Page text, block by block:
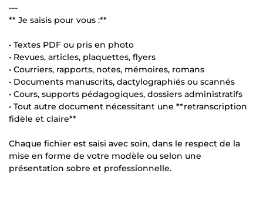
---
** Je saisis pour vous :**
• Textes PDF ou pris en photo
• Revues, articles, plaquettes, flyers
• Courriers, rapports, notes, mémoires, romans
• Documents manuscrits, dactylographiés ou scannés
• Cours, supports pédagogiques, dossiers administratifs
• Tout autre document nécessitant une **retranscription
fidèle et claire**
Chaque fichier est saisi avec soin, dans le respect de la
mise en forme de votre modèle ou selon une
présentation sobre et professionnelle.